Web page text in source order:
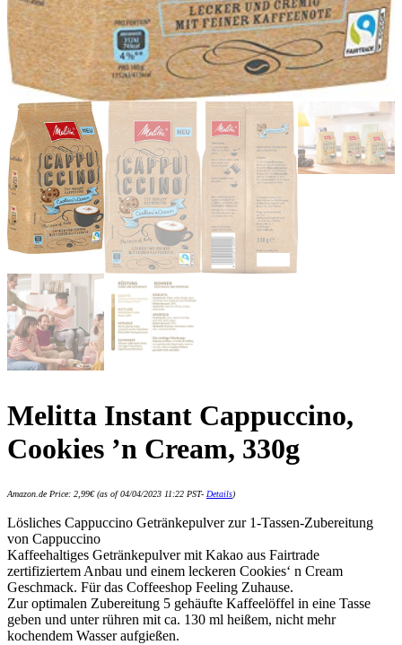
Melitta Instant Cappuccino,
Cookies ’n Cream, 330g
Amazon.de Price: 2,99€(as of 04/04/2023 11:22 PST- Details)
Lösliches Cappuccino Getränkepulver zur 1-Tassen-Zubereitung
von Cappuccino
Kaffeehaltiges Getränkepulver mit Kakao aus Fairtrade
zertifiziertem Anbau und einem leckeren Cookies‘ n Cream
Geschmack. Für das Coffeeshop Feeling Zuhause.
Zur optimalen Zubereitung 5 gehäufte Kaffeelöffel in eine Tasse
geben und unter rühren mit ca. 130 ml heißem, nicht mehr
kochendem Wasser aufgießen.